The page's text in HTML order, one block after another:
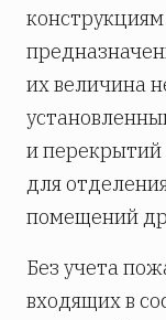
их величина
и
для
помещений
Без учета
входящих в